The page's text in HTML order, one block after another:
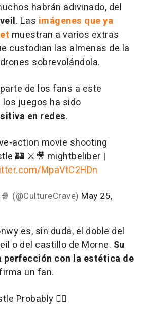
habrán adivinado, del
. Las imágenes que ya
muestran a varios extras
custodian las almenas de la
sobrevolándola.
de los fans a este
juegos ha sido
en redes.
action movie shooting
🏰 ⚔️🎥 mightbeliber |
MpaVtC2HDn
(@CultureCrave) May 25,
es, sin duda, el doble del
o del castillo de Morne. Su
perfección con la estética de
un fan.
Probably ❤️‍🔥